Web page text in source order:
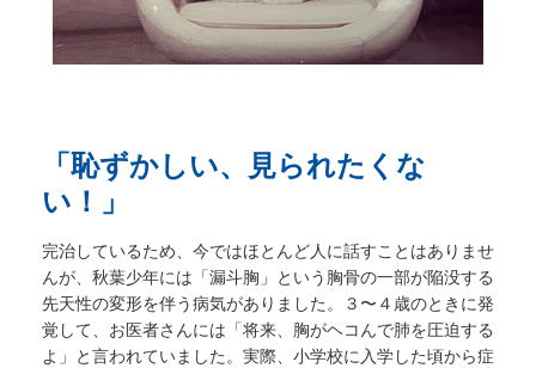
「恥ずかしい、見られたくな
い！」
完治しているため、今ではほとんど人に話すことはありませ
んが、秋葉少年には「漏斗胸」という胸骨の一部が陥没する
先天性の変形を伴う病気がありました。３〜４歳のときに発
覚して、お医者さんには「将来、胸がヘコんで肺を圧迫する
よ」と言われていました。実際、小学校に入学した頃から症